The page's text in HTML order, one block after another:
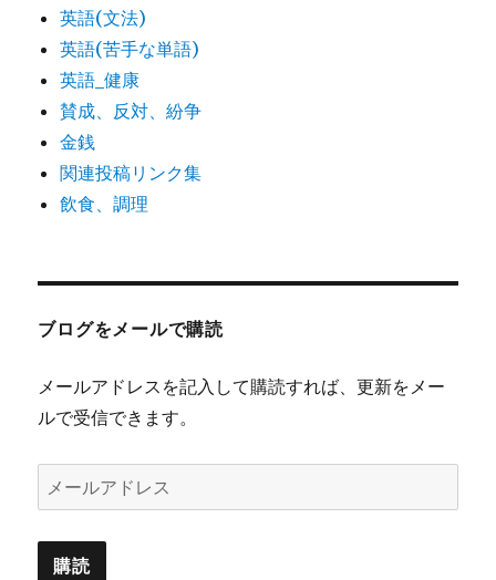
英語(文法)
英語(苦手な単語)
英語_健康
賛成、反対、紛争
金銭
関連投稿リンク集
飲食、調理
ブログをメールで購読
メールアドレスを記入して購読すれば、更新をメー
ルで受信できます。
メ
ー
ル
ア